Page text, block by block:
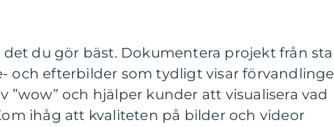
du gör bäst. Dokumentera projekt från
och efterbilder som tydligt visar
”wow” och hjälper kunder att visualisera vad
ihåg att kvaliteten på bilder och videor